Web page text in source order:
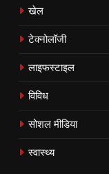
खेल
टेक्नोलॉजी
लाइफस्टाइल
विविध
सोशल मीडिया
स्वास्थ्य